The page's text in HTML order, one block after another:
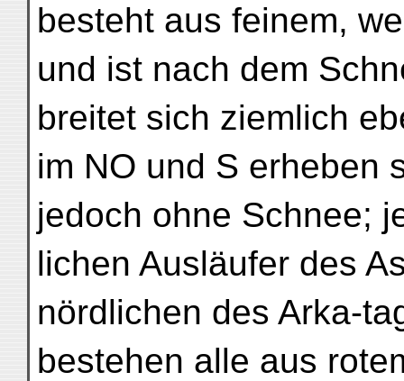
besteht aus feinem,
und ist nach dem
breitet sich ziemlich
im NO und S erheben
jedoch ohne Schnee;
lichen Ausläufer des
nördlichen des Arka-
bestehen alle aus